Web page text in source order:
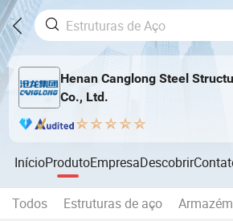
Henan Canglong Steel
Co., Ltd.
InícioProdutoEmpresaDescobrir
Todos Estruturas de aço